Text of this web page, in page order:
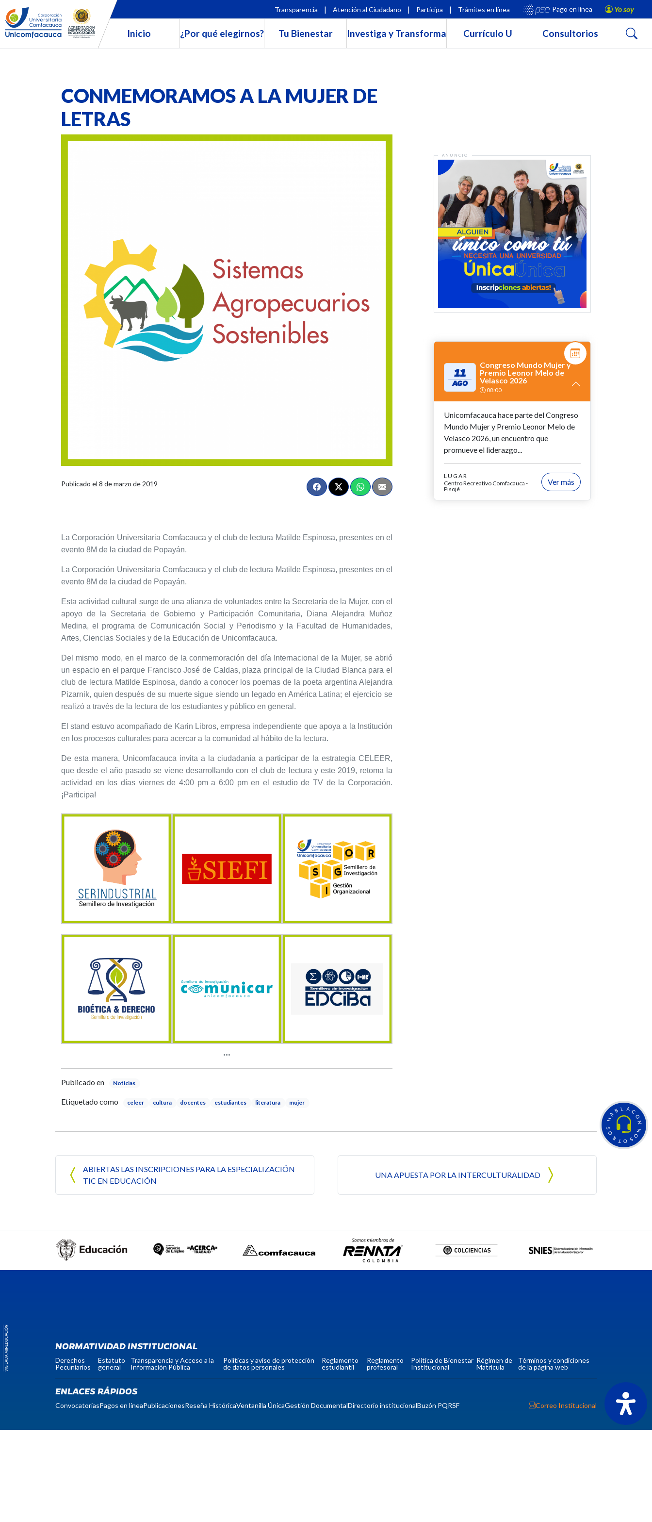
H
A
B L A C
O
N
N
O
S
O
T
R
O
S
Transparencia | Atención al Ciudadano | Participa | Trámites en línea Pago en línea Yo soy
Inicio ¿Por qué elegirnos? Tu Bienestar Investiga y Transforma Currículo U Consultorios Buscar
CONMEMORAMOS A LA MUJER DE
LETRAS
Publicado el 8 de marzo de 2019
La Corporación Universitaria Comfacauca y el club de lectura Matilde Espinosa, presentes en el
evento 8M de la ciudad de Popayán.
La Corporación Universitaria Comfacauca y el club de lectura Matilde Espinosa, presentes en el
evento 8M de la ciudad de Popayán.
Esta actividad cultural surge de una alianza de voluntades entre la Secretaría de la Mujer, con el
apoyo de la Secretaria de Gobierno y Participación Comunitaria, Diana Alejandra Muñoz
Medina, el programa de Comunicación Social y Periodismo y la Facultad de Humanidades,
Artes, Ciencias Sociales y de la Educación de Unicomfacauca.
Del mismo modo, en el marco de la conmemoración del día Internacional de la Mujer, se abrió
un espacio en el parque Francisco José de Caldas, plaza principal de la Ciudad Blanca para el
club de lectura Matilde Espinosa, dando a conocer los poemas de la poeta argentina Alejandra
Pizarnik, quien después de su muerte sigue siendo un legado en América Latina; el ejercicio se
realizó a través de la lectura de los estudiantes y público en general.
El stand estuvo acompañado de Karin Libros, empresa independiente que apoya a la Institución
en los procesos culturales para acercar a la comunidad al hábito de la lectura.
De esta manera, Unicomfacauca invita a la ciudadanía a participar de la estrategia CELEER,
que desde el año pasado se viene desarrollando con el club de lectura y este 2019, retoma la
actividad en los días viernes de 4:00 pm a 6:00 pm en el estudio de TV de la Corporación.
¡Participa!
Publicado en Noticias
Etiquetado como celeer cultura docentes estudiantes literatura mujer
11
AGO
Congreso Mundo Mujer y
Premio Leonor Melo de
Velasco 2026
08:00
Unicomfacauca hace parte del Congreso
Mundo Mujer y Premio Leonor Melo de
Velasco 2026, un encuentro que
promueve el liderazgo...
LUGAR
Centro Recreativo Comfacauca -
Pisojé
Ver más
Navegación de entradas
ABIERTAS LAS INSCRIPCIONES PARA LA ESPECIALIZACIÓN
TIC EN EDUCACIÓN
UNA APUESTA POR LA INTERCULTURALIDAD
NORMATIVIDAD INSTITUCIONAL
Derechos
Pecuniarios
Estatuto
general
Transparencia y Acceso a la
Información Pública
Políticas y aviso de protección
de datos personales
Reglamento
estudiantil
Reglamento
profesoral
Política de Bienestar
Institucional
Régimen de
Matrícula
Términos y condiciones
de la página web
ENLACES RÁPIDOS
ConvocatoriasPagos en líneaPublicacionesReseña HistóricaVentanilla ÚnicaGestión DocumentalDirectorio institucionalBuzón PQRSF Correo Institucional